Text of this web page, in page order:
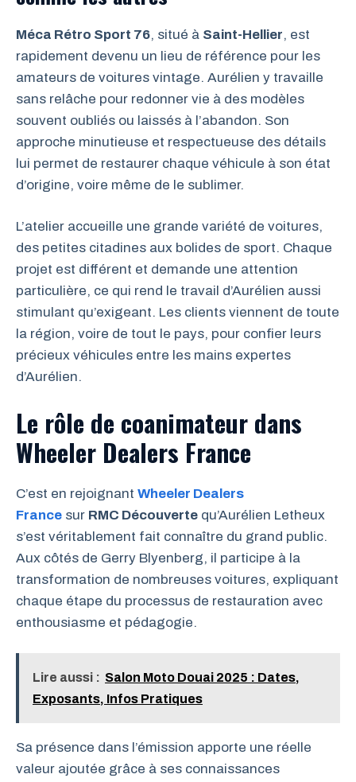
Méca Rétro Sport 76, situé à Saint-Hellier, est
rapidement devenu un lieu de référence pour les
amateurs de voitures vintage. Aurélien y travaille
sans relâche pour redonner vie à des modèles
souvent oubliés ou laissés à l’abandon. Son
approche minutieuse et respectueuse des détails
lui permet de restaurer chaque véhicule à son état
d’origine, voire même de le sublimer.
L’atelier accueille une grande variété de voitures,
des petites citadines aux bolides de sport. Chaque
projet est différent et demande une attention
particulière, ce qui rend le travail d’Aurélien aussi
stimulant qu’exigeant. Les clients viennent de toute
la région, voire de tout le pays, pour confier leurs
précieux véhicules entre les mains expertes
d’Aurélien.
Le rôle de coanimateur dans
Wheeler Dealers France
C’est en rejoignant Wheeler Dealers
France sur RMC Découverte qu’Aurélien Letheux
s’est véritablement fait connaître du grand public.
Aux côtés de Gerry Blyenberg, il participe à la
transformation de nombreuses voitures, expliquant
chaque étape du processus de restauration avec
enthousiasme et pédagogie.
Lire aussi : Salon Moto Douai 2025 : Dates,
Exposants, Infos Pratiques
Sa présence dans l’émission apporte une réelle
valeur ajoutée grâce à ses connaissances